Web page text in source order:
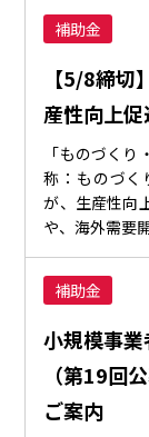
補助金
【5/8締
産性向上
「ものづく
称：ものづく
が、生産性向
や、海外需要
補助金
小規模事
（第19回
ご案内